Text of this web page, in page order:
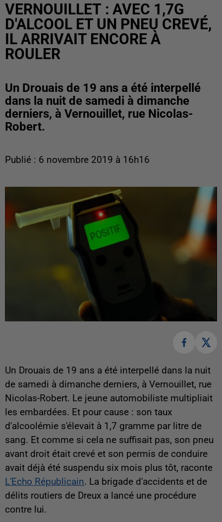
VERNOUILLET : AVEC 1,7G
D'ALCOOL ET UN PNEU CREVÉ,
IL ARRIVAIT ENCORE À
ROULER
Un Drouais de 19 ans a été interpellé
dans la nuit de samedi à dimanche
derniers, à Vernouillet, rue Nicolas-
Robert.
Publié : 6 novembre 2019 à 16h16
Un Drouais de 19 ans a été interpellé dans la nuit
de samedi à dimanche derniers, à Vernouillet, rue
Nicolas-Robert. Le jeune automobiliste multipliait
les embardées. Et pour cause : son taux
d'alcoolémie s'élevait à 1,7 gramme par litre de
sang. Et comme si cela ne suffisait pas, son pneu
avant droit était crevé et son permis de conduire
avait déjà été suspendu six mois plus tôt, raconte
L'Echo Républicain. La brigade d'accidents et de
délits routiers de Dreux a lancé une procédure
contre lui.